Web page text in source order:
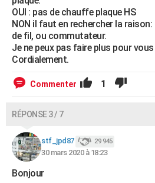
OUI : pas de chauffe plaque HS
NON il faut en rechercher la
de fil, ou commutateur.
Je ne peux pas faire plus pour
Cordialement.
Commenter 1
RÉPONSE 3 / 7
stf_jpd87 29 945
30 mars 2020 à 18:23
Bonjour